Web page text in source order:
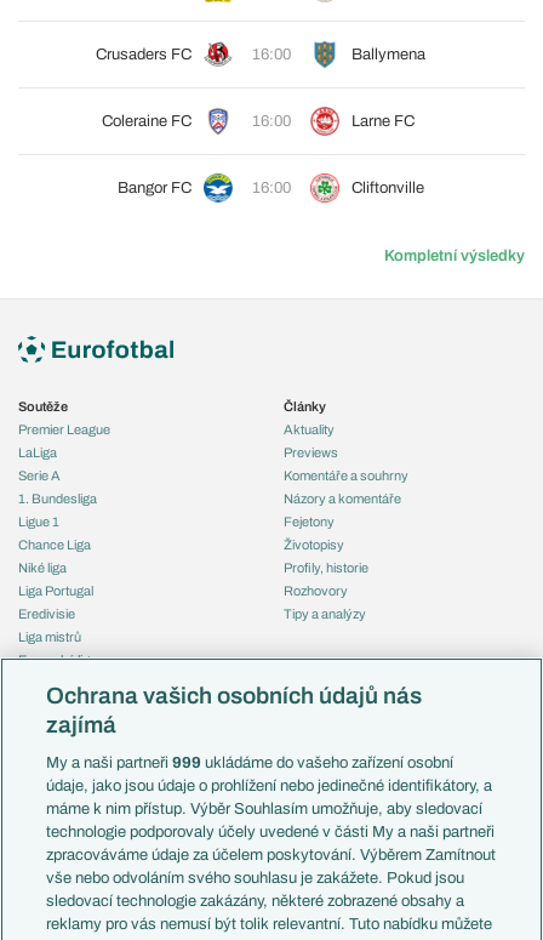
Crusaders FC 16:00 Ballymena
Coleraine FC 16:00 Larne FC
Bangor FC 16:00 Cliftonville
Kompletní výsledky
Soutěže
Premier League
LaLiga
Serie A
1. Bundesliga
Ligue 1
Chance Liga
Niké liga
Liga Portugal
Eredivisie
Liga mistrů
Evropská liga
Mistrovství světa
Liga národů
Témata
Představení týmů MS
EuroSkauting
PL v kostce
Evropské koeficienty
Přestupy
Přestupové spekulace
Články
Aktuality
Previews
Komentáře a souhrny
Názory a komentáře
Fejetony
Životopisy
Profily, historie
Rozhovory
Tipy a analýzy
Česko
Francie
Itálie
Německo
Španělsko
Argentina
Brazílie
Přestupy
Ochrana vašich osobních údajů nás
zajímá
My a naši partneři999 ukládáme do vašeho zařízení osobní
údaje, jako jsou údaje o prohlížení nebo jedinečné identifikátory, a
máme k nim přístup. Výběr Souhlasím umožňuje, aby sledovací
technologie podporovaly účely uvedené v části My a naši partneři
zpracováváme údaje za účelem poskytování. Výběrem Zamítnout
vše nebo odvoláním svého souhlasu je zakážete. Pokud jsou
sledovací technologie zakázány, některé zobrazené obsahy a
reklamy pro vás nemusí být tolik relevantní. Tuto nabídku můžete